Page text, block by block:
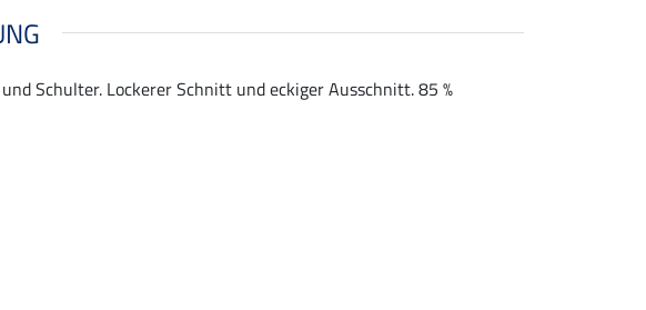
Schulter. Lockerer Schnitt und eckiger Ausschnitt. 85 %